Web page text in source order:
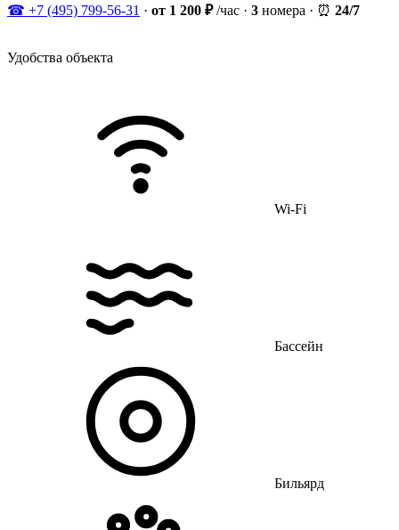
☎ +7 (495) 799-56-31 · от 1 200 ₽/час · 3 номера · ⏰ 24/7
Удобства объекта
Wi-Fi
Бассейн
Бильярд